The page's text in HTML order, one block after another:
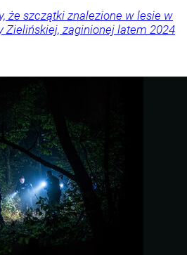
że szczątki znalezione w lesie w
Zielińskiej, zaginionej latem 2024